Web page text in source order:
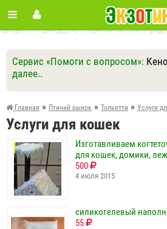
Сервис «Помоги с вопросом»:
далее..
Ответить Другие вопросы
Главная » Птичий рынок » Тольятти » Услуги
Услуги для кошек
Изготавливаем
для кошек, домики,
500
4 июля 2015
силикогелевый
55